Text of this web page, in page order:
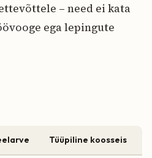
– need ei kata
ega lepingute
Tüüpiline koosseis